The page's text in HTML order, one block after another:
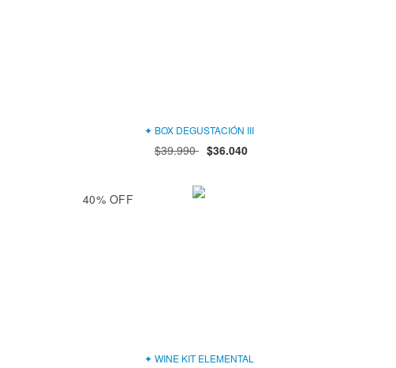
✦ BOX DEGUSTACIÓN III
$39.990 $36.040
40% OFF
✦ WINE KIT ELEMENTAL